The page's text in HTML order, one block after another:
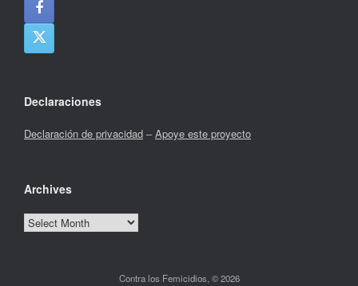
Declaraciones
Declaración de privacidad –Apoye este proyecto
Archives
Archives
Contra los Femicidios, © 2026